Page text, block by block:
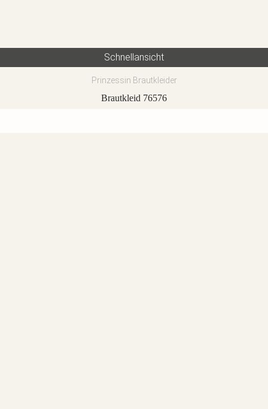
Schnellansicht
Prinzessin Brautkleider
Brautkleid 76576